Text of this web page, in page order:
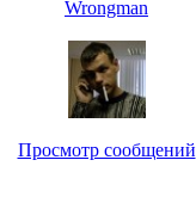
Wrongman
Просмотр сообщений